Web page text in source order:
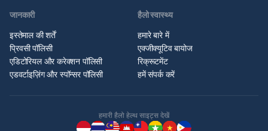
जानकारी
इस्तेमाल की शर्तें
प्रिवसी पॉलिसी
एडिटोरियल और करेक्शन पॉलिसी
एडवर्टाइज़िंग और स्पॉन्सर पॉलिसी
हैलो स्वास्थ्य
हमारे बारे में
एक्जीक्यूटिव बायोज
रिक्रूटमेंट
हमें संपर्क करें
हमारी हैलो हेल्थ साइट्स देखें